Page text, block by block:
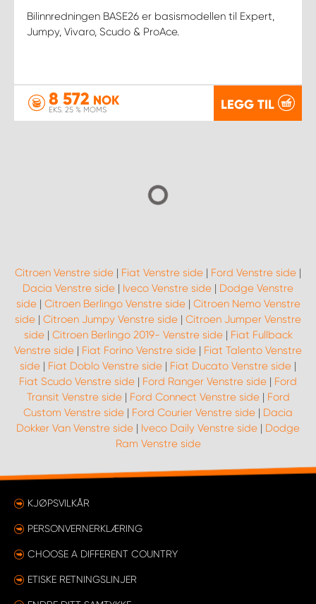
Bilinnredningen BASE26 er basismodellen til Expert,
Jumpy, Vivaro, Scudo & ProAce.
8 572 NOK
EKS. 25 % MOMS LEGG TIL
Citroen Venstre side | Fiat Venstre side | Ford Venstre side |
Dacia Venstre side | Iveco Venstre side | Dodge Venstre
side| Citroen Berlingo Venstre side| Citroen Nemo Venstre
side | Citroen Jumpy Venstre side | Citroen Jumper Venstre
side| Citroen Berlingo 2019- Venstre side| Fiat Fullback
Venstre side | Fiat Forino Venstre side | Fiat Talento Venstre
side | Fiat Doblo Venstre side | Fiat Ducato Venstre side |
Fiat Scudo Venstre side | Ford Ranger Venstre side | Ford
Transit Venstre side| Ford Connect Venstre side| Ford
Custom Venstre side | Ford Courier Venstre side | Dacia
Dokker Van Venstre side | Iveco Daily Venstre side | Dodge
Ram Venstre side
KJØPSVILKÅR
PERSONVERNERKLÆRING
CHOOSE A DIFFERENT COUNTRY
ETISKE RETNINGSLINJER